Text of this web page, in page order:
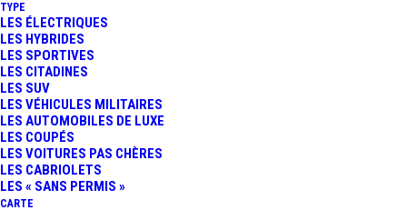
TYPE
LES ÉLECTRIQUES
LES HYBRIDES
LES SPORTIVES
LES CITADINES
LES SUV
LES VÉHICULES MILITAIRES
LES AUTOMOBILES DE LUXE
LES COUPÉS
LES VOITURES PAS CHÈRES
LES CABRIOLETS
LES « SANS PERMIS »
CARTE